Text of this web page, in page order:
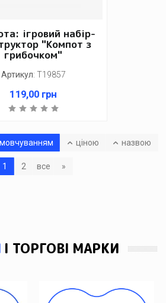
ігровий набір-
"Компот з
грибочком"
Артикул: Т19857
119,00 грн
ціною назвою
1 2 все »
І ТОРГОВІ МАРКИ